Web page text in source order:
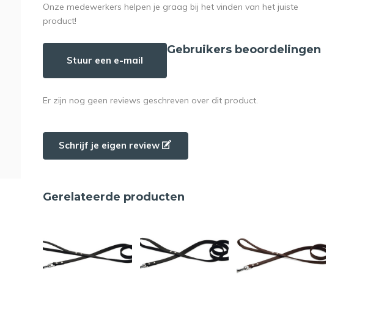
Onze medewerkers helpen je graag bij het vinden van het juiste
product!
Stuur een e-mail
Gebruikers beoordelingen
Er zijn nog geen reviews geschreven over dit product.
Schrijf je eigen review
Gerelateerde producten